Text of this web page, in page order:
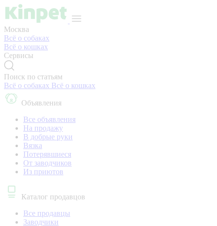
Москва
Всё о собаках
Всё о кошках
Сервисы
Поиск по статьям
Всё о собаках Всё о кошках
Объявления
Все объявления
На продажу
В добрые руки
Вязка
Потерявшиеся
От заводчиков
Из приютов
Каталог продавцов
Все продавцы
Заводчики